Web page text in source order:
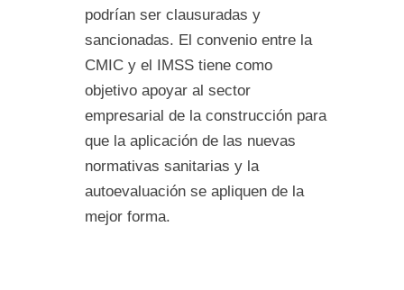
podrían ser clausuradas y
sancionadas. El convenio entre la
CMIC y el IMSS tiene como
objetivo apoyar al sector
empresarial de la construcción para
que la aplicación de las nuevas
normativas sanitarias y la
autoevaluación se apliquen de la
mejor forma.